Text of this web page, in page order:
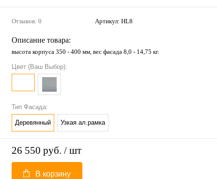
Отзывов: 0 Артикул: HL8
Описание товара:
высота корпуса 350 - 400 мм, вес фасада 8,0 - 14,75 кг.
Цвет (Ваш Выбор):
Тип Фасада:
Деревянный Узкая ал.рамка
26 550 руб. / шт
В корзину